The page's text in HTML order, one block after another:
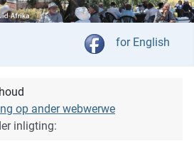
Kies jou taal
for English
op ander webwerwe
inligting: